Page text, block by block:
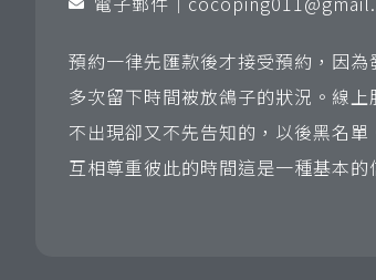
預約一律先匯款後才接受預約，因為
多次留下時間被放鴿子的狀況。線上
不出現卻又不先告知的，以後黑名單
互相尊重彼此的時間這是一種基本的